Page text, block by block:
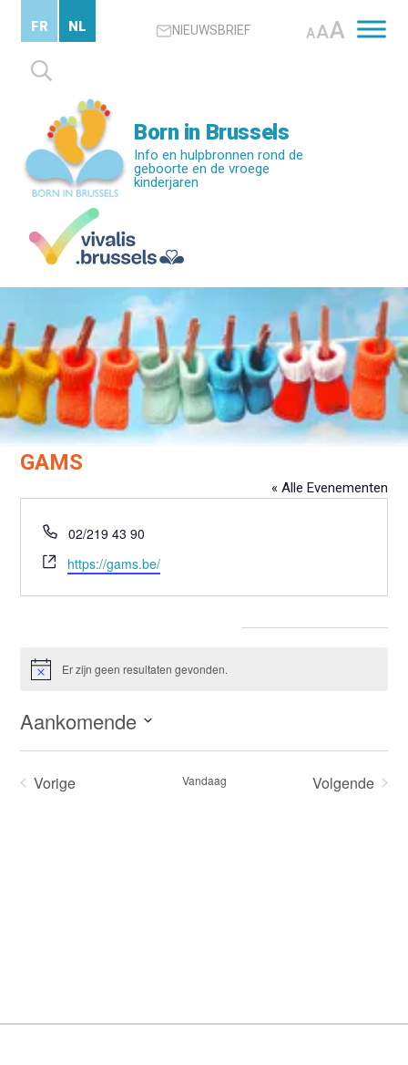
content
NIEUWSBRIEF AAA
Zoeken
naar:
FR NL
Born in Brussels
Info en hulpbronnen rond de
geboorte en de vroege
kinderjaren
GAMS
« Alle Evenementen
Telefoon
02/219 43 90
Website
https://gams.be/
BerichtEr zijn geen resultaten gevonden.
Aankomende
datum.
Vorige
Vandaag
Volgende